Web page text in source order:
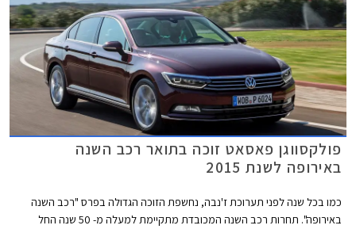
פולקסווגן פאסאט זוכה בתואר רכב השנה
באירופה לשנת 2015
כמו בכל שנה לפני תערוכת ז'נבה, נחשפת הזוכה הגדולה בפרס "רכב השנה
באירופה". תחרות רכב השנה המכובדת מתקיימת למעלה מ- 50 שנה החל